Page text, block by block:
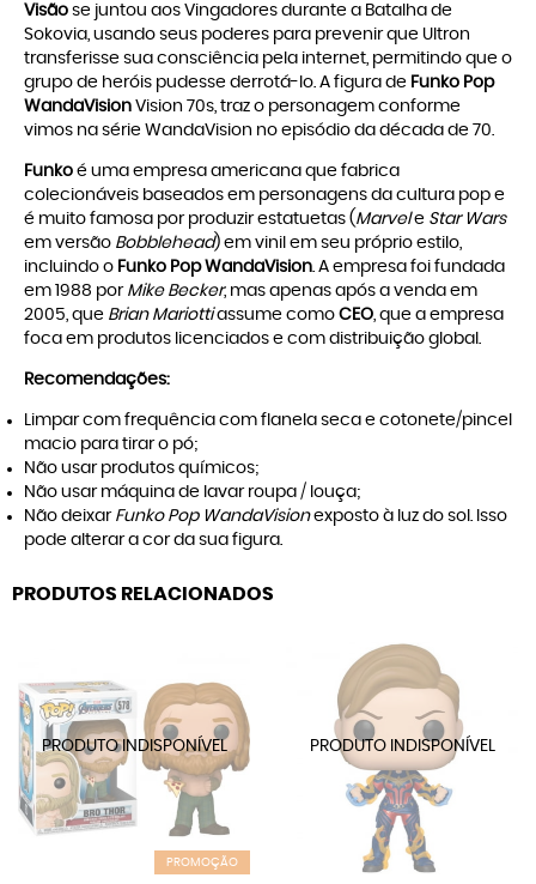
Visão se juntou aos Vingadores durante a Batalha de
Sokovia, usando seus poderes para prevenir que Ultron
transferisse sua consciência pela internet, permitindo que o
grupo de heróis pudesse derrotá-lo. A figura de Funko Pop
WandaVision Vision 70s, traz o personagem conforme
vimos na série WandaVision no episódio da década de 70.
Funko é uma empresa americana que fabrica
colecionáveis baseados em personagens da cultura pop e
é muito famosa por produzir estatuetas (Marvele Star Wars
em versão Bobblehead) em vinil em seu próprio estilo,
incluindo o Funko Pop WandaVision. A empresa foi fundada
em 1988 por Mike Becker, mas apenas após a venda em
2005, que Brian Mariottiassume como CEO, que a empresa
foca em produtos licenciados e com distribuição global.
Recomendações:
Limpar com frequência com flanela seca e cotonete/pincel
macio para tirar o pó;
Não usar produtos químicos;
Não usar máquina de lavar roupa / louça;
Não deixar Funko Pop WandaVision exposto à luz do sol. Isso
pode alterar a cor da sua figura.
PRODUTOS RELACIONADOS
PROMOÇÃO